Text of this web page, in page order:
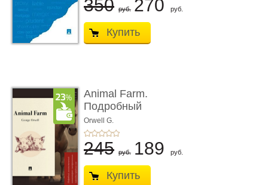
350 руб. 270 руб.
Купить
Animal Farm.
Подробный
лингвистический
комментарий ...
Orwell G.
245 руб. 189 руб.
Купить